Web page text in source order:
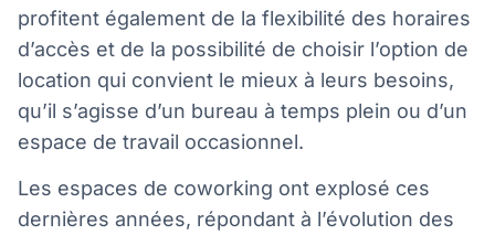
profitent également de la flexibilité des horaires
d’accès et de la possibilité de choisir l’option de
location qui convient le mieux à leurs besoins,
qu’il s’agisse d’un bureau à temps plein ou d’un
espace de travail occasionnel.
Les espaces de coworking ont explosé ces
dernières années, répondant à l’évolution des